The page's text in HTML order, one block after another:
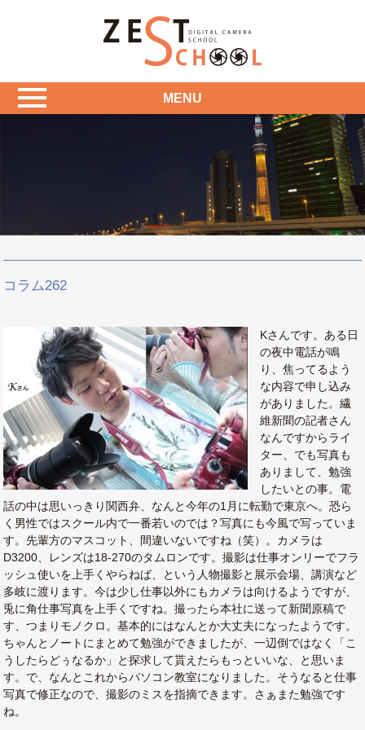
MENU
コラム262
Kさんです。ある日
の夜中電話が鳴
り、焦ってるよう
な内容で申し込み
がありました。繊
維新聞の記者さん
なんですからライ
ター、でも写真も
ありまして、勉強
したいとの事。電
話の中は思いっきり関西弁、なんと今年の1月に転勤で東京へ。恐ら
く男性ではスクール内で一番若いのでは？写真にも今風で写っていま
す。先輩方のマスコット、間違いないですね（笑）。カメラは
D3200、レンズは18-270のタムロンです。撮影は仕事オンリーでフラ
ッシュ使いを上手くやらねば、という人物撮影と展示会場、講演など
多岐に渡ります。今は少し仕事以外にもカメラは向けるようですが、
兎に角仕事写真を上手くですね。撮ったら本社に送って新聞原稿で
す、つまりモノクロ。基本的にはなんとか大丈夫になったようです。
ちゃんとノートにまとめて勉強ができましたが、一辺倒ではなく「こ
うしたらどぅなるか」と探求して貰えたらもっといいな、と思いま
す。で、なんとこれからパソコン教室になりました。そうなると仕事
写真で修正なので、撮影のミスを指摘できます。さぁまた勉強です
ね。